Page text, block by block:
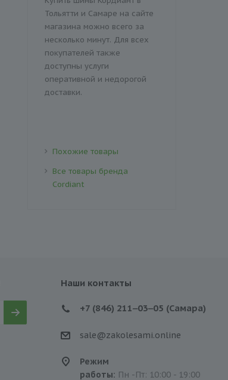
Тольятти и Самаре на сайте
магазина можно всего за
несколько минут. Для всех
покупателей также
доступны услуги
оперативной и недорогой
доставки.
Похожие товары
Все товары бренда
Cordiant
Наши контакты
+7 (846) 211‒03‒05 (Самара)
sale@zakolesami.online
Режим
работы: Пн -Пт: 10:00 - 19:00